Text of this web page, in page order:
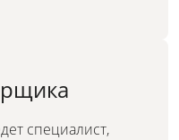
специалист,